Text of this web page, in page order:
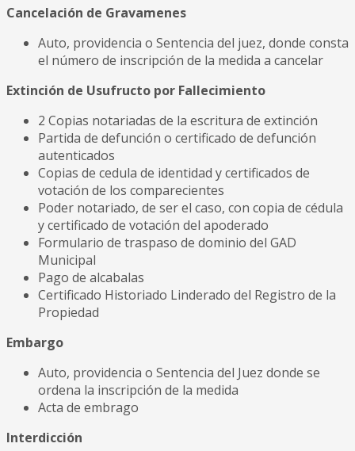
Cancelación de Gravamenes
Auto, providencia o Sentencia del juez, donde consta
el número de inscripción de la medida a cancelar
Extinción de Usufructo por Fallecimiento
2 Copias notariadas de la escritura de extinción
Partida de defunción o certificado de defunción
autenticados
Copias de cedula de identidad y certificados de
votación de los comparecientes
Poder notariado, de ser el caso, con copia de cédula
y certificado de votación del apoderado
Formulario de traspaso de dominio del GAD
Municipal
Pago de alcabalas
Certificado Historiado Linderado del Registro de la
Propiedad
Embargo
Auto, providencia o Sentencia del Juez donde se
ordena la inscripción de la medida
Acta de embrago
Interdicción